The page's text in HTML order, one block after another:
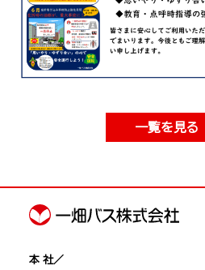
一覧を見る
本 社／